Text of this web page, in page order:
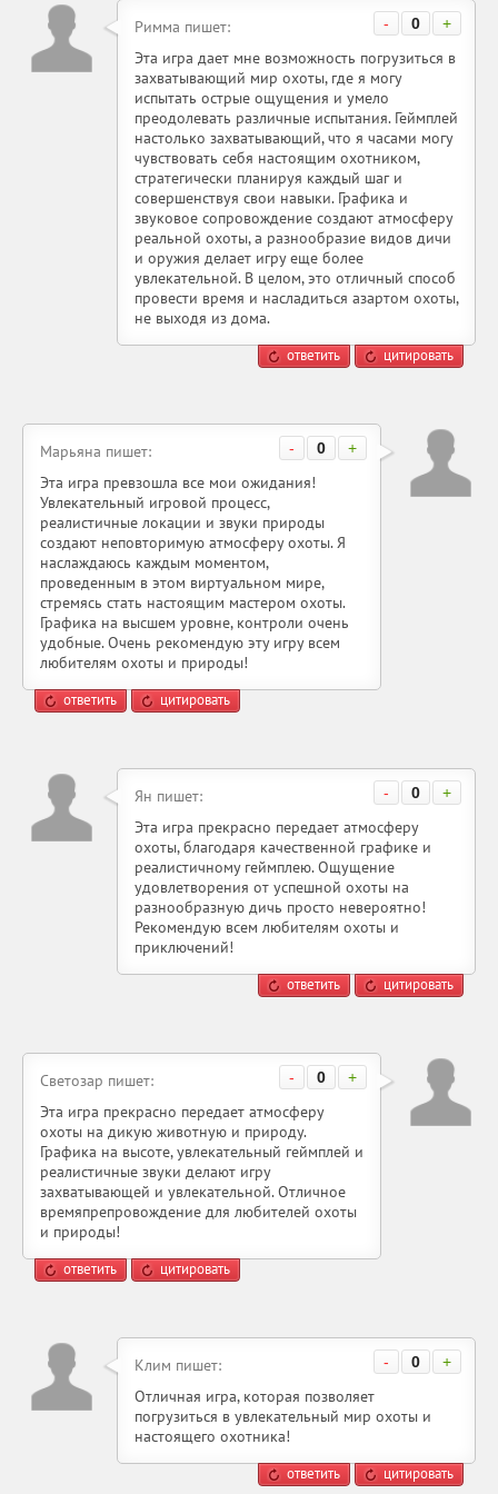
- 0 +
Римма пишет:
Эта игра дает мне возможность погрузиться в
захватывающий мир охоты, где я могу
испытать острые ощущения и умело
преодолевать различные испытания. Геймплей
настолько захватывающий, что я часами могу
чувствовать себя настоящим охотником,
стратегически планируя каждый шаг и
совершенствуя свои навыки. Графика и
звуковое сопровождение создают атмосферу
реальной охоты, а разнообразие видов дичи
и оружия делает игру еще более
увлекательной. В целом, это отличный способ
провести время и насладиться азартом охоты,
не выходя из дома.
ответить цитировать
- 0 +
Марьяна пишет:
Эта игра превзошла все мои ожидания!
Увлекательный игровой процесс,
реалистичные локации и звуки природы
создают неповторимую атмосферу охоты. Я
наслаждаюсь каждым моментом,
проведенным в этом виртуальном мире,
стремясь стать настоящим мастером охоты.
Графика на высшем уровне, контроли очень
удобные. Очень рекомендую эту игру всем
любителям охоты и природы!
ответить цитировать
- 0 +
Ян пишет:
Эта игра прекрасно передает атмосферу
охоты, благодаря качественной графике и
реалистичному геймплею. Ощущение
удовлетворения от успешной охоты на
разнообразную дичь просто невероятно!
Рекомендую всем любителям охоты и
приключений!
ответить цитировать
- 0 +
Светозар пишет:
Эта игра прекрасно передает атмосферу
охоты на дикую животную и природу.
Графика на высоте, увлекательный геймплей и
реалистичные звуки делают игру
захватывающей и увлекательной. Отличное
времяпрепровождение для любителей охоты
и природы!
ответить цитировать
- 0 +
Клим пишет:
Отличная игра, которая позволяет
погрузиться в увлекательный мир охоты и
настоящего охотника!
ответить цитировать